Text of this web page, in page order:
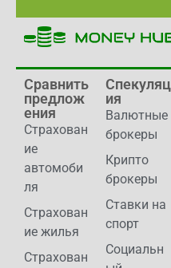
Сравнить
предлож
ения
Страхован
ие
автомоби
ля
Страхован
ие жилья
Страхован
Спекуляц
ия
Валютные
брокеры
Крипто
брокеры
Ставки на
спорт
Социальн